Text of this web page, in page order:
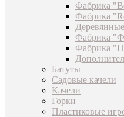
Фабрика
Фабрика
Фабрика
Фабрика
Батуты
Садовые качели
Качели
Горки
Пластиковые